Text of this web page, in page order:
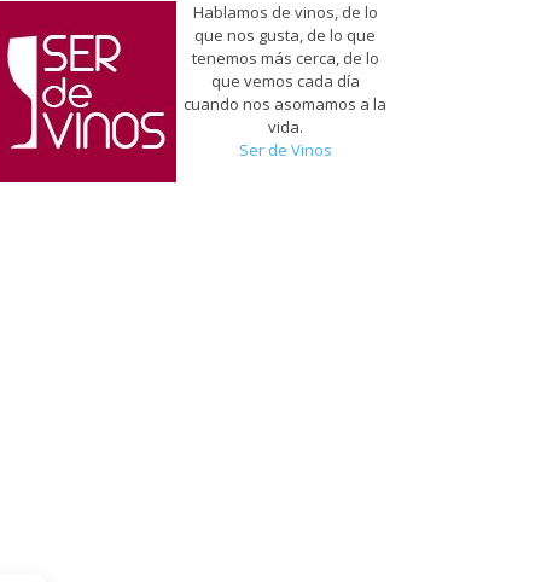
Hablamos de vinos, de lo
que nos gusta, de lo que
tenemos más cerca, de lo
que vemos cada día
cuando nos asomamos a la
vida.
Ser de Vinos